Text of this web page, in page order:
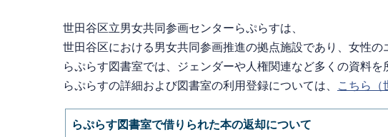
世田谷区立男女共同参画センターらぷらすは、
世田谷区における男女共同参画推進の拠点施設であり、女性
らぷらす図書室では、
ジェンダーや人権関連など多くの資料を
らぷらすの詳細および図書室の利用登録については、
こちら（
らぷらす図書室で借りられた本の返却について